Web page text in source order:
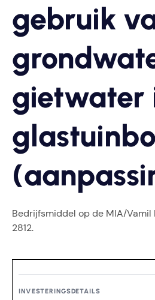
gebruik
gietwater
Bedrijfsmiddel op de MIA/
2812.
INVESTERINGSDETAILS